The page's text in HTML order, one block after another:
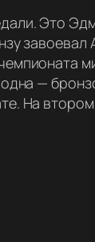
Это
завоевал
—
На